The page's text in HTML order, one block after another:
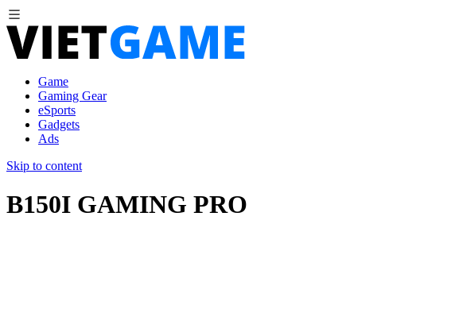
Game
Gaming Gear
eSports
Gadgets
Ads
Skip to content
B150I GAMING PRO